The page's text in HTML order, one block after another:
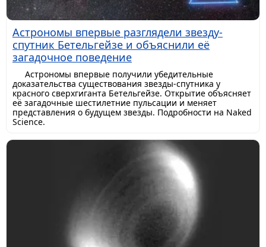
Астрономы впервые разглядели звезду-
спутник Бетельгейзе и объяснили её
загадочное поведение
Астрономы впервые получили убедительные
доказательства существования звезды-спутника у
красного сверхгиганта Бетельгейзе. Открытие объясняет
её загадочные шестилетние пульсации и меняет
представления о будущем звезды. Подробности на Naked
Science.